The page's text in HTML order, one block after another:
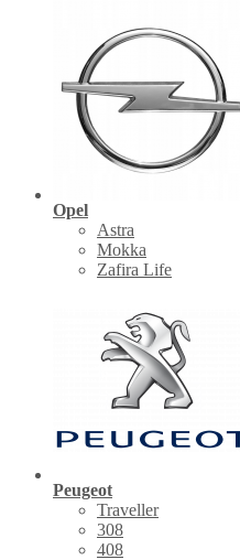
Opel
Astra
Mokka
Zafira Life
Peugeot
Traveller
308
408